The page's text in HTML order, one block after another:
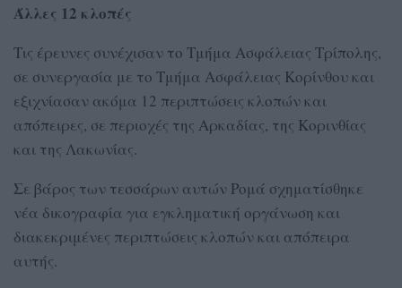
Άλλες 12 κλοπές
Τις έρευνες συνέχισαν το Τμήμα Ασφάλειας Τρίπολης,
σε συνεργασία με το Τμήμα Ασφάλειας Κορίνθου και
εξιχνίασαν ακόμα 12 περιπτώσεις κλοπών και
απόπειρες, σε περιοχές της Αρκαδίας, της Κορινθίας
και της Λακωνίας.
Σε βάρος των τεσσάρων αυτών Ρομά σχηματίσθηκε
νέα δικογραφία για εγκληματική οργάνωση και
διακεκριμένες περιπτώσεις κλοπών και απόπειρα
αυτής.